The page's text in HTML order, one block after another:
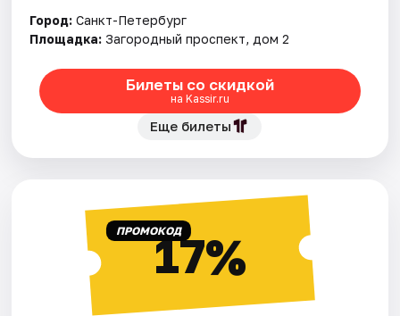
Город: Санкт-Петербург
Площадка: Загородный проспект, дом 2
Билеты со скидкой
на Kassir.ru
Еще билеты
ПРОМОКОД17%